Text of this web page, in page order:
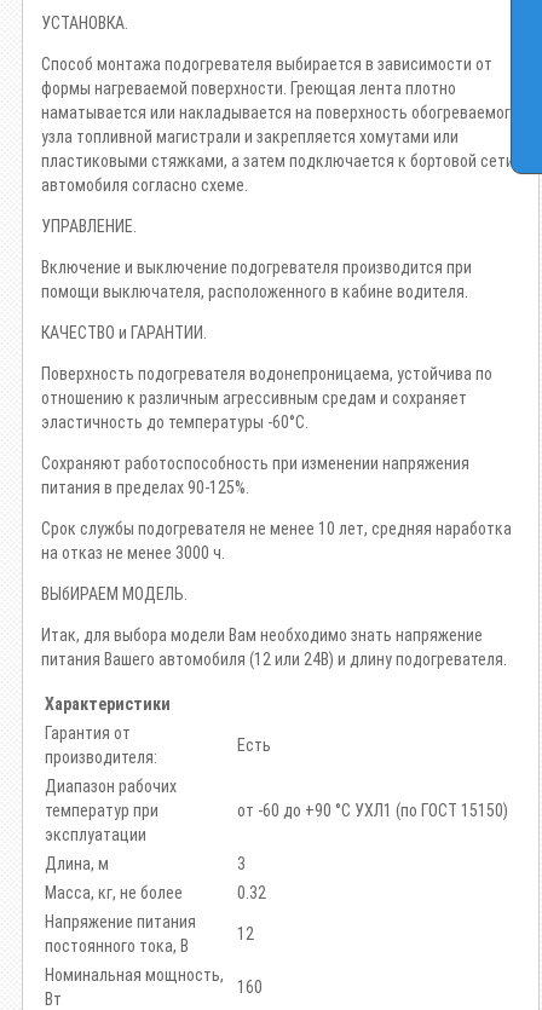
УСТАНОВКА.
Способ монтажа подогревателя выбирается в зависимости от
формы нагреваемой поверхности. Греющая лента плотно
наматывается или накладывается на поверхность обогреваемого
узла топливной магистрали и закрепляется хомутами или
пластиковыми стяжками, а затем подключается к бортовой сети
автомобиля согласно схеме.
УПРАВЛЕНИЕ.
Включение и выключение подогревателя производится при
помощи выключателя, расположенного в кабине водителя.
КАЧЕСТВО и ГАРАНТИИ.
Поверхность подогревателя водонепроницаема, устойчива по
отношению к различным агрессивным средам и сохраняет
эластичность до температуры -60°С.
Cохраняют работоспособность при изменении напряжения
питания в пределах 90-125%.
Срок службы подогревателя не менее 10 лет, средняя наработка
на отказ не менее 3000 ч.
ВЫбИРАЕМ МОДЕЛЬ.
Итак, для выбора модели Вам необходимо знать напряжение
питания Вашего автомобиля (12 или 24В) и длину подогревателя.
Характеристики
Гарантия от
производителя:
Есть
Диапазон рабочих
температур при
эксплуатации
от -60 до +90 °С УХЛ1 (по ГОСТ 15150)
Длина, м
3
Масса, кг, не более
0.32
Напряжение питания
постоянного тока, В
12
Номинальная мощность,
Вт
160